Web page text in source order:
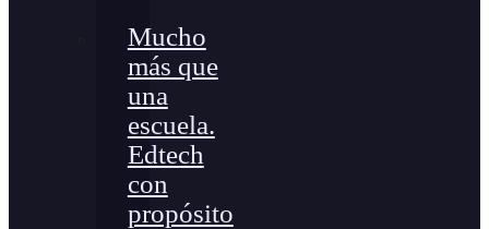
Mucho
más que
una
escuela.
Edtech
con
propósito